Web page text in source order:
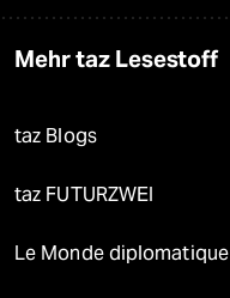
Mehr taz Lesestoff
taz Blogs
taz FUTURZWEI
Le Monde diplomatique